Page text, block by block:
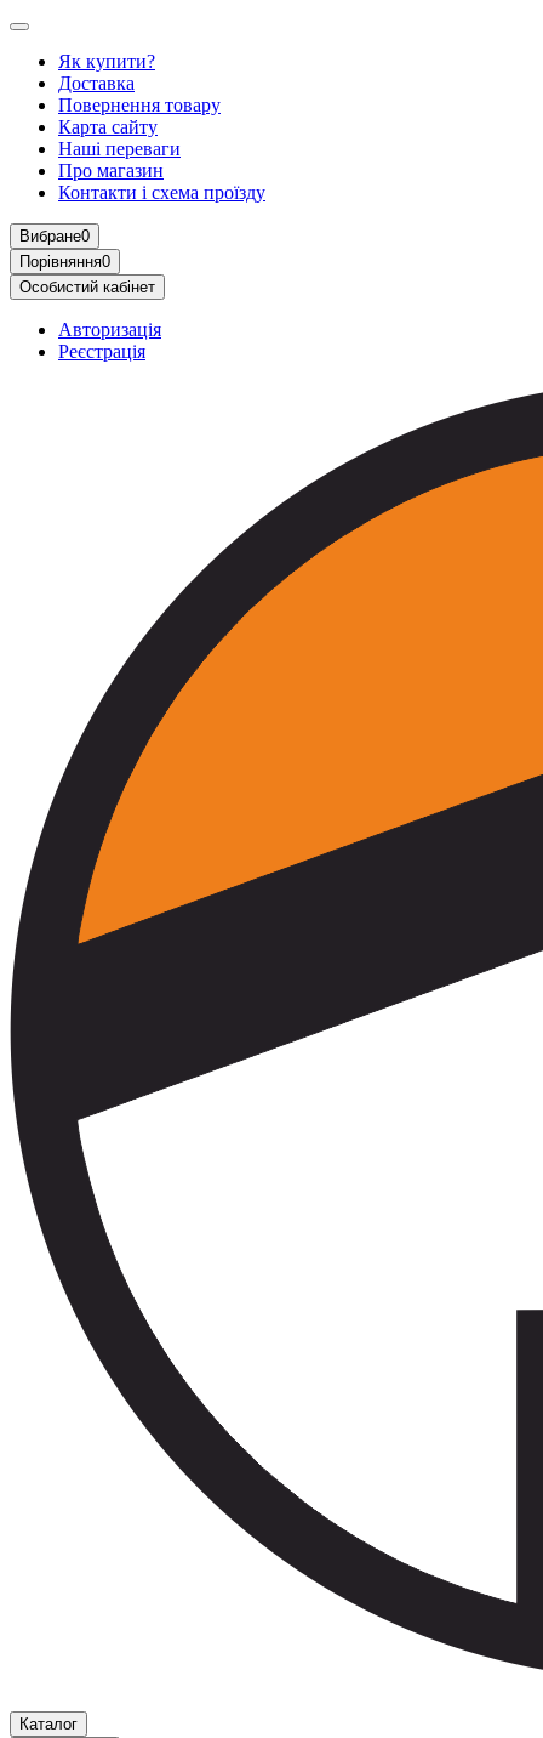
Як купити?
Доставка
Повернення товару
Карта сайту
Наші переваги
Про магазин
Контакти і схема проїзду
Вибране0
Порівняння0
Особистий кабінет
Авторизація
Реєстрація
Каталог